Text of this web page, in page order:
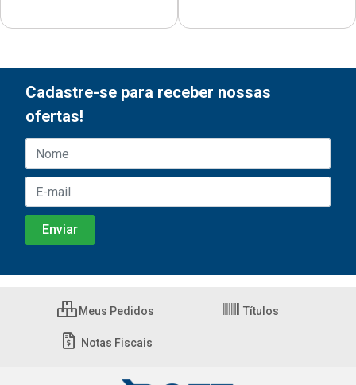
Cadastre-se para receber nossas
ofertas!
Meus Pedidos Títulos
Notas Fiscais